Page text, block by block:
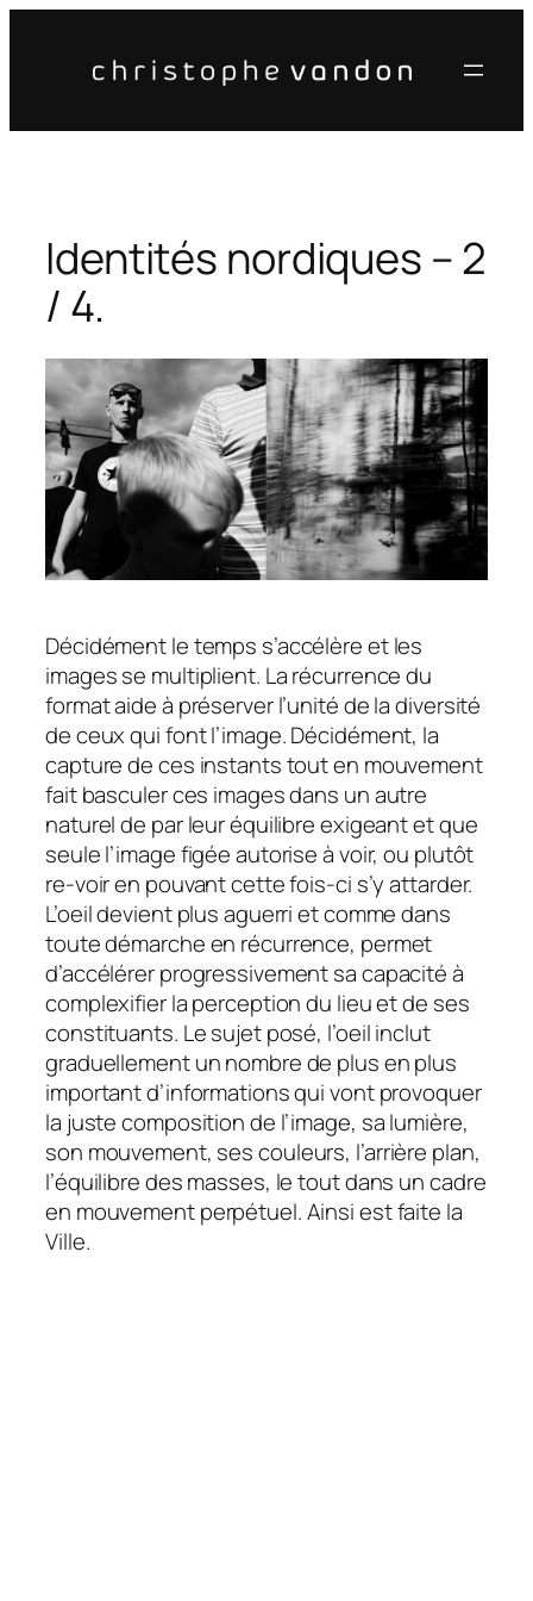
contenu
Identités nordiques – 2
/ 4.
Décidément le temps s’accélère et les
images se multiplient. La récurrence du
format aide à préserver l’unité de la diversité
de ceux qui font l’image. Décidément, la
capture de ces instants tout en mouvement
fait basculer ces images dans un autre
naturel de par leur équilibre exigeant et que
seule l’image figée autorise à voir, ou plutôt
re-voir en pouvant cette fois-ci s’y attarder.
L’oeil devient plus aguerri et comme dans
toute démarche en récurrence, permet
d’accélérer progressivement sa capacité à
complexifier la perception du lieu et de ses
constituants. Le sujet posé, l’oeil inclut
graduellement un nombre de plus en plus
important d’informations qui vont provoquer
la juste composition de l’image, sa lumière,
son mouvement, ses couleurs, l’arrière plan,
l’équilibre des masses, le tout dans un cadre
en mouvement perpétuel. Ainsi est faite la
Ville.